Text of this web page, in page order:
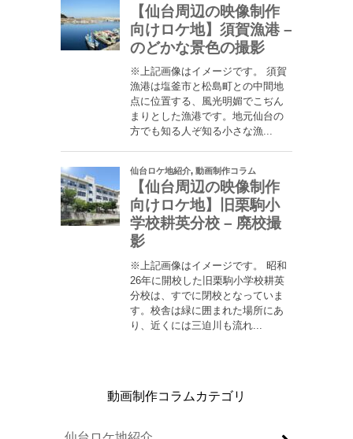
動画制作コラムカテゴリ